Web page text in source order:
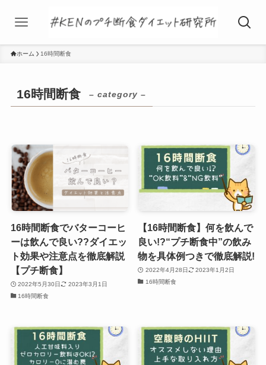
ホーム 16時間断食
16時間断食 – category –
16時間断食でバターコーヒ
ーは飲んで良い??ダイエッ
ト効果や注意点を徹底解説
【プチ断食】
2022年5月30日
2023年3月1日
16時間断食
【16時間断食】何を飲んで
良い!?“プチ断食中”の飲み
物を具体例つきで徹底解説!
2022年4月28日
2023年1月2日
16時間断食